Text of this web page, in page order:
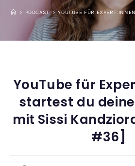
> PODCAST > YOUTUBE FÜR
YouTube für
startest du
mit Sissi
#36]